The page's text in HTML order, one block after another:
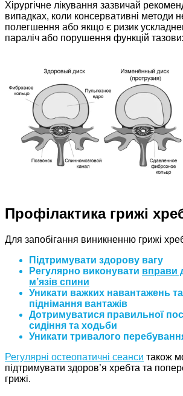
Хірургічне лікування зазвичай
випадках, коли консервативні методи
полегшення або якщо є ризик
параліч або порушення функцій
Профілактика грижі
Для запобігання виникненню грижі
Підтримувати здорову вагу
Регулярно виконувати вправи
м’язів спини
Уникати важких навантажень
піднімання вантажів
Дотримуватися правильної
сидіння та ходьби
Уникати тривалого
Регулярні остеопатичні сеанси також
підтримувати здоров’я хребта та
грижі.